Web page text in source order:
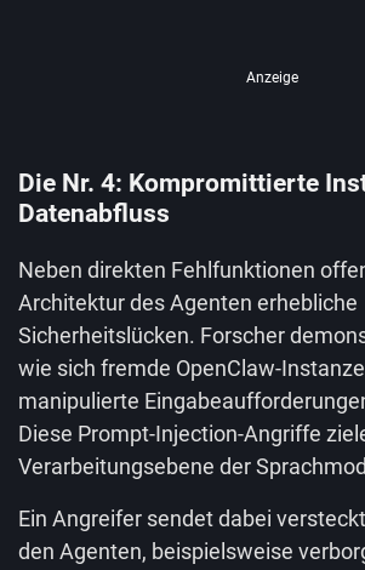
Anzeige
Die Nr. 4: Kompromittierte
Datenabfluss
Neben direkten Fehlfunktionen
Architektur des Agenten erhebliche
Sicherheitslücken. Forscher
wie sich fremde OpenClaw-
manipulierte
Diese Prompt-Injection-Angriffe
Verarbeitungsebene der
Ein Angreifer sendet dabei
den Agenten, beispielsweise